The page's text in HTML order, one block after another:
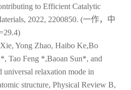
to Efficient Catalytic
2022, 2200850. (一作，中
Yong Zhao, Haibo Ke,Bo
Tao Feng *,Baoan Sun*, and
universal relaxation mode in
structure, Physical Review B,